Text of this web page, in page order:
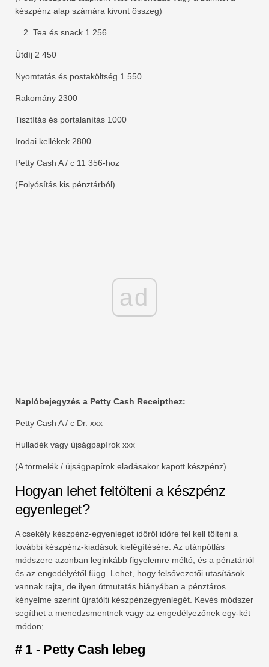
készpénz alap számára kivont összeg)
Tea és snack 1 256
Útdíj 2 450
Nyomtatás és postaköltség 1 550
Rakomány 2300
Tisztítás és portalanítás 1000
Irodai kellékek 2800
Petty Cash A / c 11 356-hoz
(Folyósítás kis pénztárból)
ad
Naplóbejegyzés a Petty Cash Receipthez:
Petty Cash A / c Dr. xxx
Hulladék vagy újságpapírok xxx
(A törmelék / újságpapírok eladásakor kapott készpénz)
Hogyan lehet feltölteni a készpénz
egyenleget?
A csekély készpénz-egyenleget időről időre fel kell tölteni a
további készpénz-kiadások kielégítésére. Az utánpótlás
módszere azonban leginkább figyelemre méltó, és a pénztártól
és az engedélyétől függ. Lehet, hogy felsővezetői utasítások
vannak rajta, de ilyen útmutatás hiányában a pénztáros
kényelme szerint újratölti készpénzegyenlegét. Kevés módszer
segíthet a menedzsmentnek vagy az engedélyezőnek egy-két
módon;
# 1 - Petty Cash lebeg